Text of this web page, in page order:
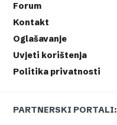
Forum
Kontakt
Oglašavanje
Uvjeti korištenja
Politika privatnosti
PARTNERSKI PORTALI: